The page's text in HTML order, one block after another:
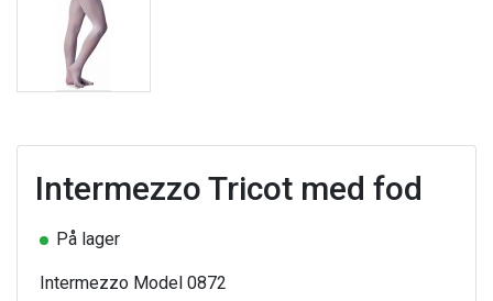
Intermezzo Tricot med fod
På lager
Intermezzo Model 0872